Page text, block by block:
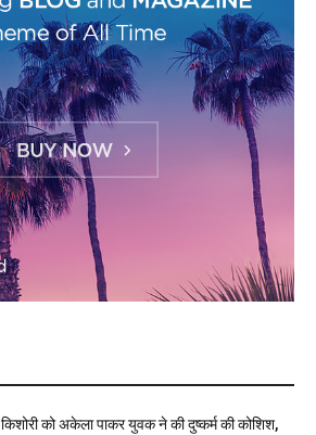
किशोरी को अकेला पाकर युवक ने की दुष्कर्म की कोशिश,